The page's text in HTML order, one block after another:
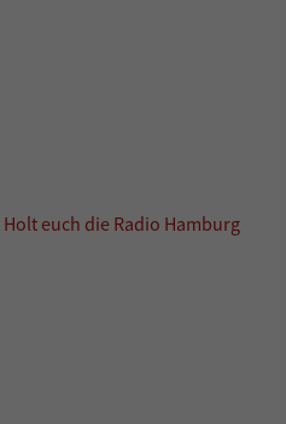
euch die Radio Hamburg